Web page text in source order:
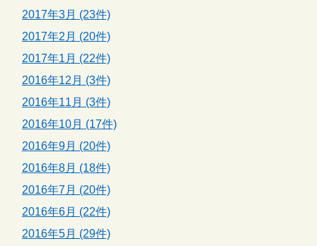
2017年3月 (23件)
2017年2月 (20件)
2017年1月 (22件)
2016年12月 (3件)
2016年11月 (3件)
2016年10月 (17件)
2016年9月 (20件)
2016年8月 (18件)
2016年7月 (20件)
2016年6月 (22件)
2016年5月 (29件)